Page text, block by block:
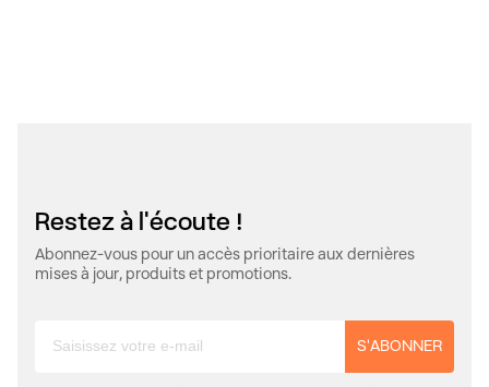
Restez à l'écoute !
Abonnez-vous pour un accès prioritaire aux dernières
mises à jour, produits et promotions.
S'ABONNER